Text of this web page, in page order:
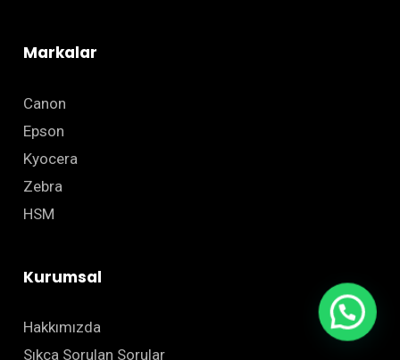
Markalar
Canon
Epson
Kyocera
Zebra
HSM
Kurumsal
Hakkımızda
Sıkça Sorulan Sorular